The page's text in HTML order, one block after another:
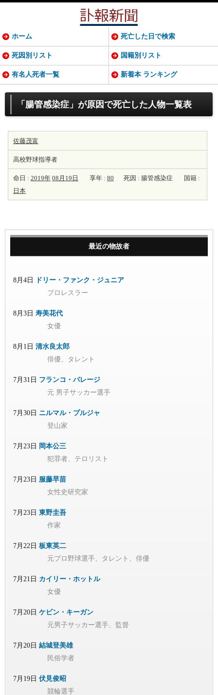
「腸管感染症」が原因で死亡した人物一覧表
佐藤茂富
高校野球指導者
命日 : 2019年 08月19日 享年 : 80 死因 : 腸管感染症
国籍 :
日本
ホーム 死亡した日で検索
死因別リスト 国籍別リスト
有名人死者一覧 新着本 ランキング
最近の物故者
8月4日
ドリー・ファンク・ジュニア
プロレスラー
8月3日 寿美花代
女優
8月1日 清水良太郎
俳優、タレント
7月31日 フランコ・バレージ
元 男子サッカー選手
7月30日 ニルマル・プルジャ
登山家
7月23日 岡本公三
犯罪者、テロリスト
7月23日 服藤早苗
女性史研究家
7月23日 東野圭吾
作家
7月22日 板東英二
元プロ野球選手、タレント、俳優
7月21日 カイリー・ホットル
女優
7月20日 ケビン・キーガン
元男子サッカー選手、監督
7月20日 結城登美雄
民俗学者
7月19日 伏見俊昭
競輪選手